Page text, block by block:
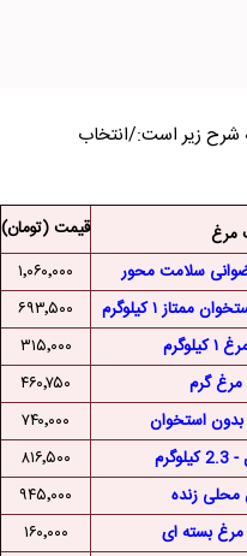
مرغ
قیمت (تومان)
سلامت محور
۱٬۰۶۰٬۰۰۰
ممتاز ۱ کیلوگرم
۶۹۳٬۵۰۰
۳۱۵٬۰۰۰
مرغ گرم
۴۶۰٬۷۵۰
استخوان
۷۴۰٬۰۰۰
۸۱۶٬۵۰۰
زنده
۹۴۵٬۰۰۰
بسته ای
۱۶۰٬۰۰۰